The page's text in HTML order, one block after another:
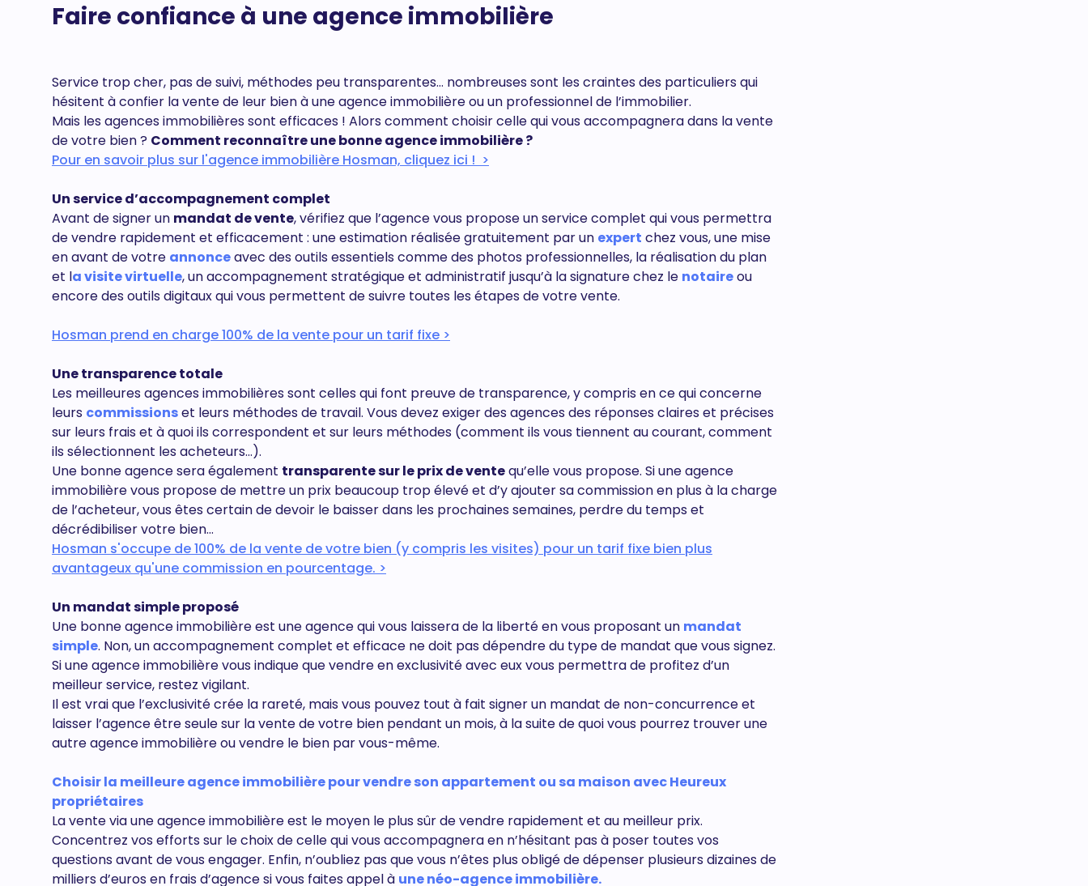
Faire confiance à une agence immobilière
Service trop cher, pas de suivi, méthodes peu transparentes… nombreuses sont les craintes des particuliers qui
hésitent à confier la vente de leur bien à une agence immobilière ou un professionnel de l’immobilier.
Mais les agences immobilières sont efficaces ! Alors comment choisir celle qui vous accompagnera dans la vente
de votre bien ? Comment reconnaître une bonne agence immobilière ?
Pour en savoir plus sur l'agence immobilière Hosman, cliquez ici ! >
Un service d’accompagnement complet
Avant de signer un mandat de vente, vérifiez que l’agence vous propose un service complet qui vous permettra
de vendre rapidement et efficacement : une estimation réalisée gratuitement par un expert chez vous, une mise
en avant de votre annonceavec des outils essentiels comme des photos professionnelles, la réalisation du plan
et la visite virtuelle, un accompagnement stratégique et administratif jusqu’à la signature chez le notaireou
encore des outils digitaux qui vous permettent de suivre toutes les étapes de votre vente.
Hosman prend en charge 100% de la vente pour un tarif fixe >
Une transparence totale
Les meilleures agences immobilières sont celles qui font preuve de transparence, y compris en ce qui concerne
leurs commissionset leurs méthodes de travail. Vous devez exiger des agences des réponses claires et précises
sur leurs frais et à quoi ils correspondent et sur leurs méthodes (comment ils vous tiennent au courant, comment
ils sélectionnent les acheteurs…).
Une bonne agence sera également transparente sur le prix de ventequ’elle vous propose. Si une agence
immobilière vous propose de mettre un prix beaucoup trop élevé et d’y ajouter sa commission en plus à la charge
de l’acheteur, vous êtes certain de devoir le baisser dans les prochaines semaines, perdre du temps et
décrédibiliser votre bien…
Hosman s'occupe de 100% de la vente de votre bien (y compris les visites) pour un tarif fixe bien plus
avantageux qu'une commission en pourcentage. >
Un mandat simple proposé
Une bonne agence immobilière est une agence qui vous laissera de la liberté en vous proposant un mandat
simple. Non, un accompagnement complet et efficace ne doit pas dépendre du type de mandat que vous signez.
Si une agence immobilière vous indique que vendre en exclusivité avec eux vous permettra de profitez d’un
meilleur service, restez vigilant.
Il est vrai que l’exclusivité crée la rareté, mais vous pouvez tout à fait signer un mandat de non-concurrence et
laisser l’agence être seule sur la vente de votre bien pendant un mois, à la suite de quoi vous pourrez trouver une
autre agence immobilière ou vendre le bien par vous-même.
Choisir la meilleure agence immobilière pour vendre son appartement ou sa maison avec Heureux
propriétaires
La vente via une agence immobilière est le moyen le plus sûr de vendre rapidement et au meilleur prix.
Concentrez vos efforts sur le choix de celle qui vous accompagnera en n’hésitant pas à poser toutes vos
questions avant de vous engager. Enfin, n’oubliez pas que vous n’êtes plus obligé de dépenser plusieurs dizaines de
milliers d’euros en frais d’agence si vous faites appel à une néo-agence immobilière.